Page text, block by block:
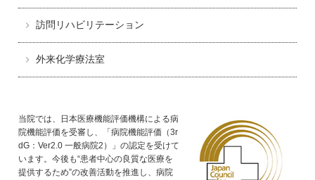
訪問リハビリテーション
外来化学療法室
当院では、日本医療機能評価機構による病
院機能評価を受審し、「病院機能評価（3r
dG：Ver2.0 一般病院2）」の認定を受けて
います。今後も“患者中心の良質な医療を
提供するため”の改善活動を推進し、病院